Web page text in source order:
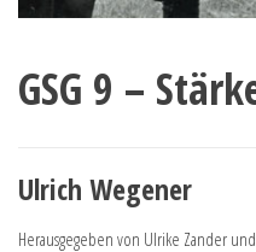
GSG 9 –
Ulrich Wegener
Herausgegeben von Ulrike Zander